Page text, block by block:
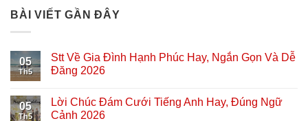
BÀI VIẾT GẦN ĐÂY
05
Th5
Stt Về Gia Đình Hạnh Phúc Hay, Ngắn Gọn Và Dễ
Đăng 2026
05
Th5
Lời Chúc Đám Cưới Tiếng Anh Hay, Đúng Ngữ
Cảnh 2026